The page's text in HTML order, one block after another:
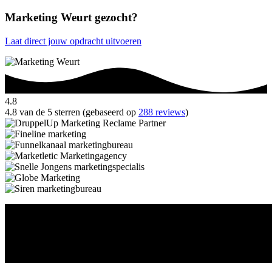
Marketing Weurt gezocht?
Laat direct jouw opdracht uitvoeren
4.8
4.8 van de 5 sterren (gebaseerd op 288 reviews)